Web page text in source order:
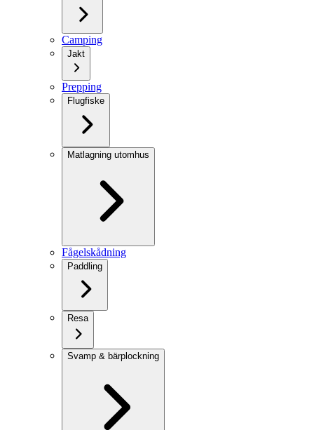
Camping
Jakt
Prepping
Flugfiske
Matlagning utomhus
Fågelskådning
Paddling
Resa
Svamp & bärplockning